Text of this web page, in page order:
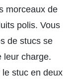
morceaux de
polis. Vous
de stucs se
leur charge.
stuc en deux